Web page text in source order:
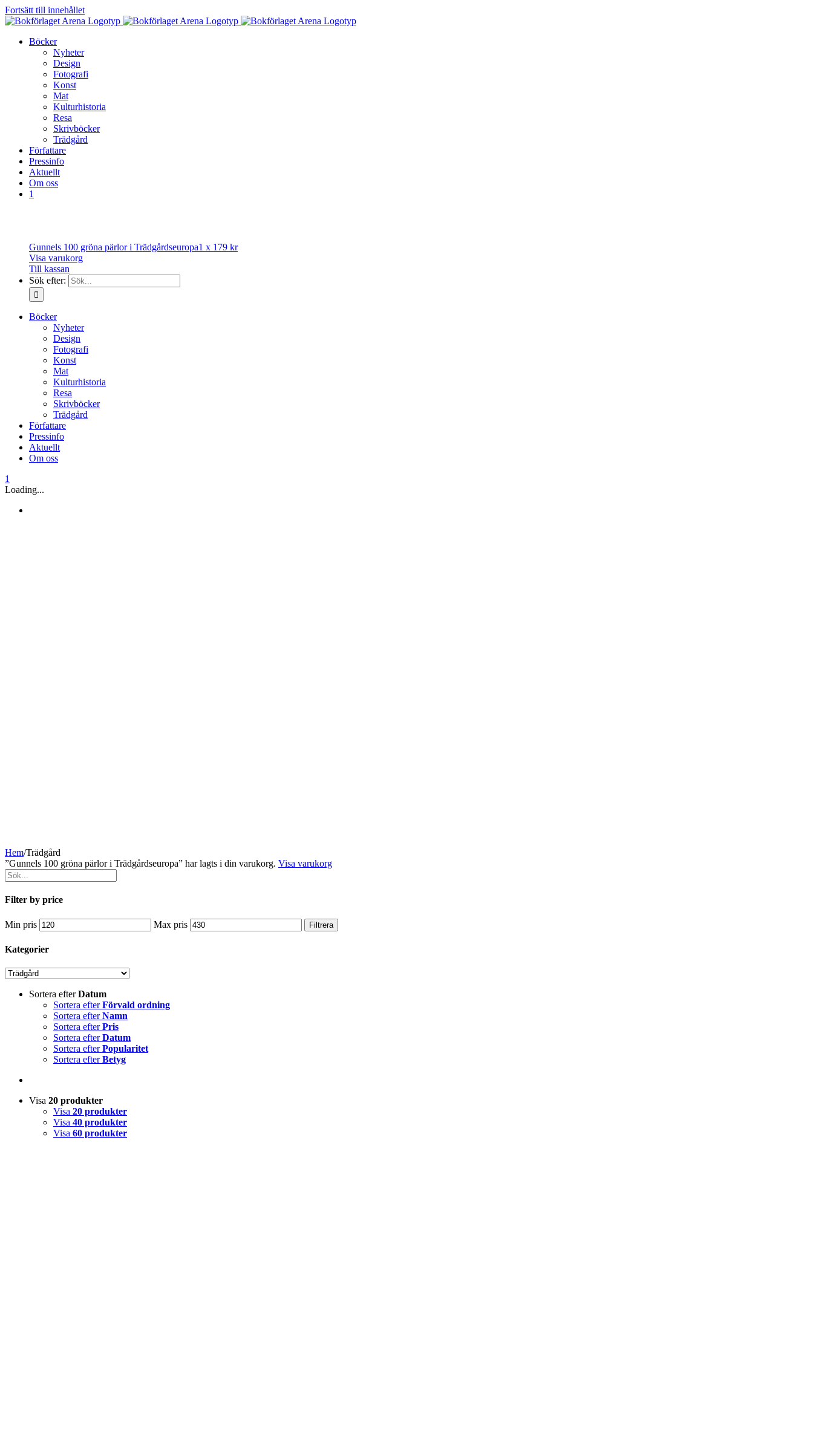
Fortsätt till innehållet
Böcker
Nyheter
Design
Fotografi
Konst
Mat
Kulturhistoria
Resa
Skrivböcker
Trädgård
Författare
Pressinfo
Aktuellt
Om oss
1
Gunnels 100 gröna pärlor i Trädgårdseuropa1 x 179 kr
Visa varukorg
Till kassan
Sök efter:
Böcker
Nyheter
Design
Fotografi
Konst
Mat
Kulturhistoria
Resa
Skrivböcker
Trädgård
Författare
Pressinfo
Aktuellt
Om oss
1
Loading...
Hem/Trädgård
”Gunnels 100 gröna pärlor i Trädgårdseuropa” har lagts i din varukorg. Visa varukorg
Filter by price
Min pris Max pris Filtrera
Kategorier
Sortera efterDatum
Sortera efterFörvald ordning
Sortera efterNamn
Sortera efterPris
Sortera efterDatum
Sortera efterPopularitet
Sortera efterBetyg
Visa 20 produkter
Visa 20 produkter
Visa 40 produkter
Visa 60 produkter